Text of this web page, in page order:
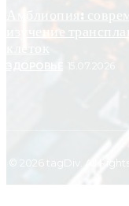
Амблиопия:
изучение
клеток
ЗДОРОВЬЕ
© 2026 tagDiv. All